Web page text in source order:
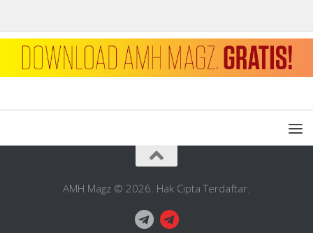
AMH Magz © 2026. Hak Cipta Terdaftar.